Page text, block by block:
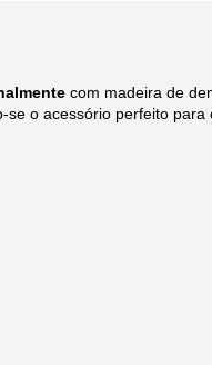
com madeira de
se o acessório perfeito